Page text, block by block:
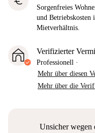
Sorgenfreies
und
Mietverhältnis.
Verifizierter
Professionell ·
Mehr über diesen
Mehr über die
Unsicher wegen